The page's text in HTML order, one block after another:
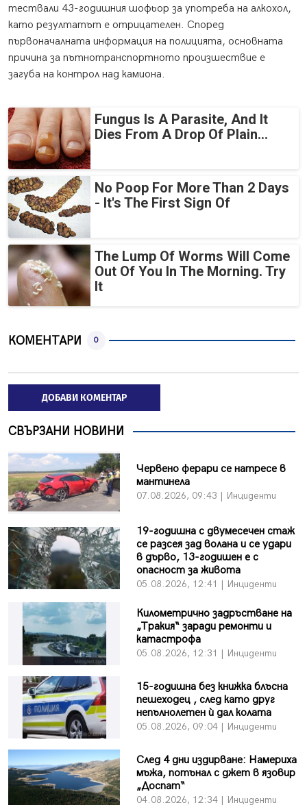
тествали 43-годишния шофьор за употреба на алкохол,
като резултатът е отрицателен. Според
първоначалната информация на полицията, основната
причина за пътнотранспортното произшествие е
загуба на контрол над камиона.
Fungus Is A Parasite, And It
Dies From A Drop Of Plain...
No Poop For More Than 2 Days
- It's The First Sign Of
The Lump Of Worms Will Come
Out Of You In The Morning. Try
It
КОМЕНТАРИ 0
ДОБАВИ КОМЕНТАР
СВЪРЗАНИ НОВИНИ
Червено ферари се натресе в
мантинела
07.08.2026, 09:43 | Инциденти
19-годишна с двумесечен стаж
се разсея зад волана и се удари
в дърво, 13-годишен е с
опасност за живота
05.08.2026, 12:41 | Инциденти
Километрично задръстване на
„Тракия“ заради ремонти и
катастрофа
05.08.2026, 12:31 | Инциденти
15-годишна без книжка блъсна
пешеходец , след като друг
непълнолетен ѝ дал колата
05.08.2026, 09:04 | Инциденти
След 4 дни издирване: Намериха
мъжа, потънал с джет в язовир
„Доспат“
04.08.2026, 12:34 | Инциденти